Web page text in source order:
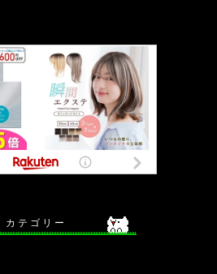
カ テ ゴ リ ー